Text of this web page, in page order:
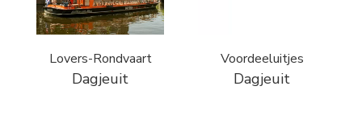
Lovers-Rondvaart
Dagjeuit
Voordeeluitjes
Dagjeuit